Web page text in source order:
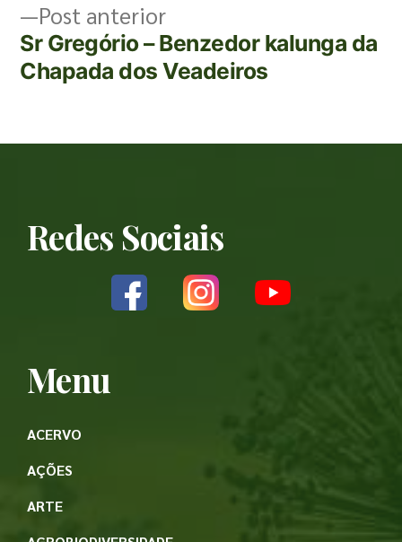
Post anterior
Sr Gregório – Benzedor kalunga da
Chapada dos Veadeiros
Redes Sociais
Menu
ACERVO
AÇÕES
ARTE